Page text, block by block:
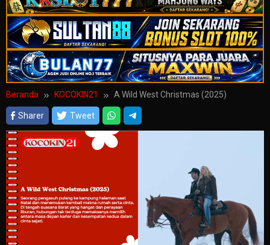
Beranda KOCOKIN21 A Wild West Christmas (2025)
Sharer Tweet